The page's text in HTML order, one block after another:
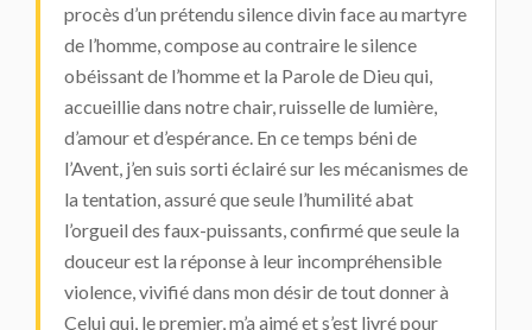
procès d’un prétendu silence divin face au martyre
de l’homme, compose au contraire le silence
obéissant de l’homme et la Parole de Dieu qui,
accueillie dans notre chair, ruisselle de lumière,
d’amour et d’espérance. En ce temps béni de
l’Avent, j’en suis sorti éclairé sur les mécanismes de
la tentation, assuré que seule l’humilité abat
l’orgueil des faux-puissants, confirmé que seule la
douceur est la réponse à leur incompréhensible
violence, vivifié dans mon désir de tout donner à
Celui qui, le premier, m’a aimé et s’est livré pour